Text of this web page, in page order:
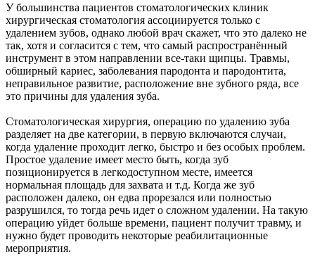
У большинства пациентов стоматологических клиник
хирургическая стоматология ассоциируется только с
удалением зубов, однако любой врач скажет, что это далеко не
так, хотя и согласится с тем, что самый распространённый
инструмент в этом направлении все-таки щипцы. Травмы,
обширный кариес, заболевания пародонта и пародонтита,
неправильное развитие, расположение вне зубного ряда, все
это причины для удаления зуба.
Стоматологическая хирургия, операцию по удалению зуба
разделяет на две категории, в первую включаются случаи,
когда удаление проходит легко, быстро и без особых проблем.
Простое удаление имеет место быть, когда зуб
позиционируется в легкодоступном месте, имеется
нормальная площадь для захвата и т.д. Когда же зуб
расположен далеко, он едва прорезался или полностью
разрушился, то тогда речь идет о сложном удалении. На такую
операцию уйдет больше времени, пациент получит травму, и
нужно будет проводить некоторые реабилитационные
мероприятия.